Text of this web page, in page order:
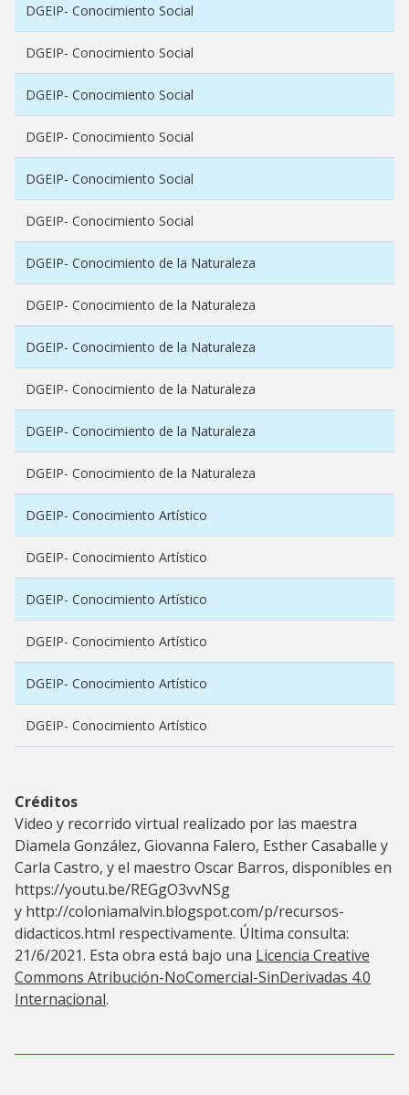
DGEIP- Conocimiento Social
DGEIP- Conocimiento Social
DGEIP- Conocimiento Social
DGEIP- Conocimiento Social
DGEIP- Conocimiento Social
DGEIP- Conocimiento Social
DGEIP- Conocimiento de la Naturaleza
DGEIP- Conocimiento de la Naturaleza
DGEIP- Conocimiento de la Naturaleza
DGEIP- Conocimiento de la Naturaleza
DGEIP- Conocimiento de la Naturaleza
DGEIP- Conocimiento de la Naturaleza
DGEIP- Conocimiento Artístico
DGEIP- Conocimiento Artístico
DGEIP- Conocimiento Artístico
DGEIP- Conocimiento Artístico
DGEIP- Conocimiento Artístico
DGEIP- Conocimiento Artístico
Créditos
Video y recorrido virtual realizado por las maestra
Diamela González, Giovanna Falero, Esther Casaballe y
Carla Castro, y el maestro Oscar Barros, disponibles en
https://youtu.be/REGgO3vvNSg
y http://coloniamalvin.blogspot.com/p/recursos-
didacticos.html respectivamente. Última consulta:
21/6/2021. Esta obra está bajo una Licencia Creative
Commons Atribución-NoComercial-SinDerivadas 4.0
Internacional.